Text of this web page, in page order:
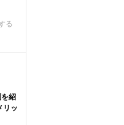
る
紹
リッ